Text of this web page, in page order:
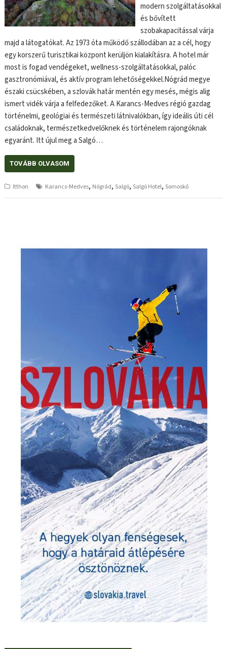
modern szolgáltatásokkal
és bővített
szobakapacitással várja
majd a látogatókat. Az 1973 óta működő szállodában az a cél, hogy
egy korszerű turisztikai központ kerüljön kialakításra. A hotel már
most is fogad vendégeket, wellness-szolgáltatásokkal, palóc
gasztronómiával, és aktív program lehetőségekkel.Nógrád megye
északi csücskében, a szlovák határ mentén egy mesés, mégis alig
ismert vidék várja a felfedezőket. A Karancs-Medves régió gazdag
történelmi, geológiai és természeti látnivalókban, így ideális úti cél
családoknak, természetkedvelőknek és történelem rajongóknak
egyaránt. Itt újul meg a Salgó…
TOVÁBB OLVASOM
Itthon Karancs-Medves, Nógrád, Salgó, Salgó Hotel, Somoskő